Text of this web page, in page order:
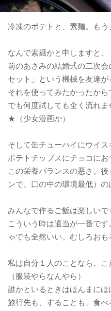
冷凍のポテトと、素麺。もう
なんで素麺かと申しますと、
前のあさみの結婚式の二次
セット」という機械を友達が
それを使ってみたかったから
でも何度試しても全く流れ
★（少女漫画か）
そして缶チューハイにウイス
ポテトチップスにチョコにお
この栄養バランスの悪さ。
ンで、口の中の環境最低）の
みんなで作るご飯は楽しいで
こういう時は適当が一番で
ゃでも全然いい。むしろおも
私は自分１人のことなら、
（服装やらなんやら）
誰かといるときはほんまにほ
旅行先も、することも、食